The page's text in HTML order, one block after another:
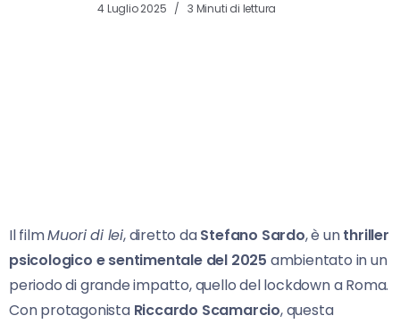
4 Luglio 2025 3 Minuti di lettura
Il filmMuori di lei, diretto daStefano Sardo, è unthriller
psicologico e sentimentale del 2025 ambientato in un
periodo di grande impatto, quello del lockdown a Roma.
Con protagonista Riccardo Scamarcio, questa